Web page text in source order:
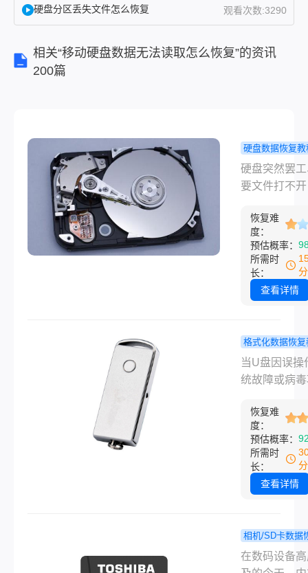
盘坏了
数据
是你得
用对方
法，而
且越早
功率越
高。很
多人问
硬盘坏
了能恢
实关键
要看硬
盘
硬盘分区丢失文件怎么恢复 观看次数:3290
相关“移动硬盘数据无法读取怎么恢复”的资讯
200篇
硬盘数据恢复教
盘坏了能恢
据吗？试过
会找回！
硬盘突然罢
要文件打不
慌。很多人
应就是——硬
了能恢复数
答案是有机
前提是你得
人问硬盘坏
复数据吗，
键要看硬盘
坏，以及数
有被覆盖。
章会从最简
况讲起，逐
比较棘手的
每个方法我
楚。覆盖误
设备异响等
恢复难
度：
预估概率：
所需时
长：
查看详情
格式化数据恢复
盘格式化后
该怎么恢复
南！
当U盘因误操
统故障或病
常陷入数据
恐慌。但事
格式化仅清
件系统的索
息，原始数
盘格式化后
怎么恢复呢
将基于数据
恢复难
度：
预估概率：
所需时
长：
查看详情
相机/SD卡数据
程 内存卡
怎么恢复数
在数码设备